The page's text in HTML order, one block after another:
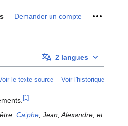
Demander un compte Outils
2 langues
le texte source Voir l’historique
[1]
Caïphe , Jean, Alexandre, et